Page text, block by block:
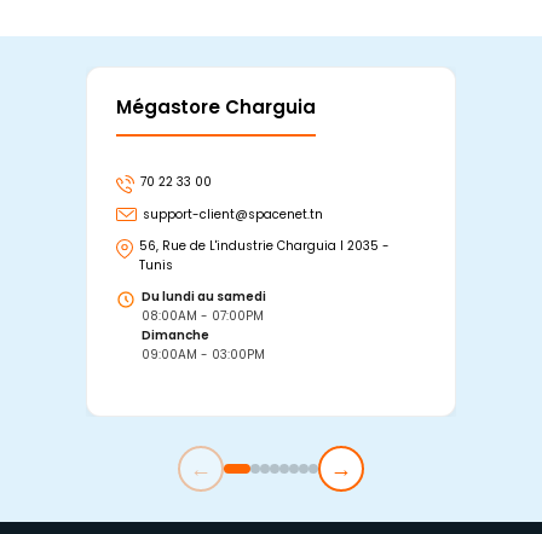
Mégastore Charguia
70 22 33 00
support-client@spacenet.tn
56, Rue de L'industrie Charguia I 2035 -
Tunis
Du lundi au samedi
08:00AM - 07:00PM
Dimanche
09:00AM - 03:00PM
← →